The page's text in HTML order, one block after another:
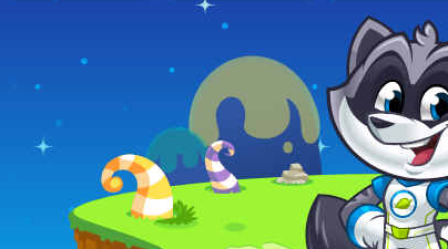
FROZEN: OLAF'S
FREEZE FALL
POGO POSTMAN